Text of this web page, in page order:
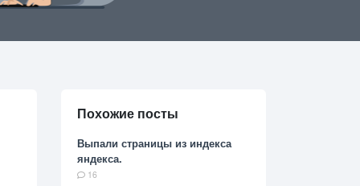
Похожие посты
Выпали страницы из индекса
яндекса.
16